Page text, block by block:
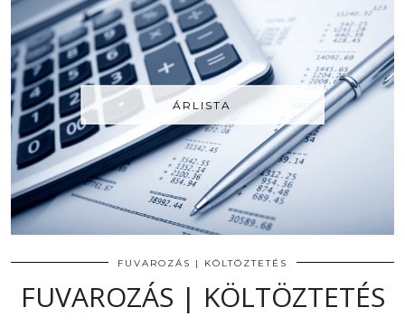
ÁRLISTA
FUVAROZÁS | KÖLTÖZTETÉS
FUVAROZÁS | KÖLTÖZTETÉS